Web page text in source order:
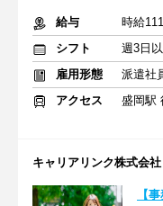
給与
時給
シフト
週3日
雇用形態
派遣社
アクセス
盛岡駅
キャリアリンク株式会
【